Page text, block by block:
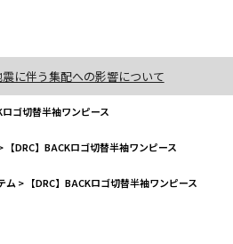
に伴う集配への影響について
ロゴ切替半袖ワンピース
【DRC】BACKロゴ切替半袖ワンピース
ム > 【DRC】BACKロゴ切替半袖ワンピース